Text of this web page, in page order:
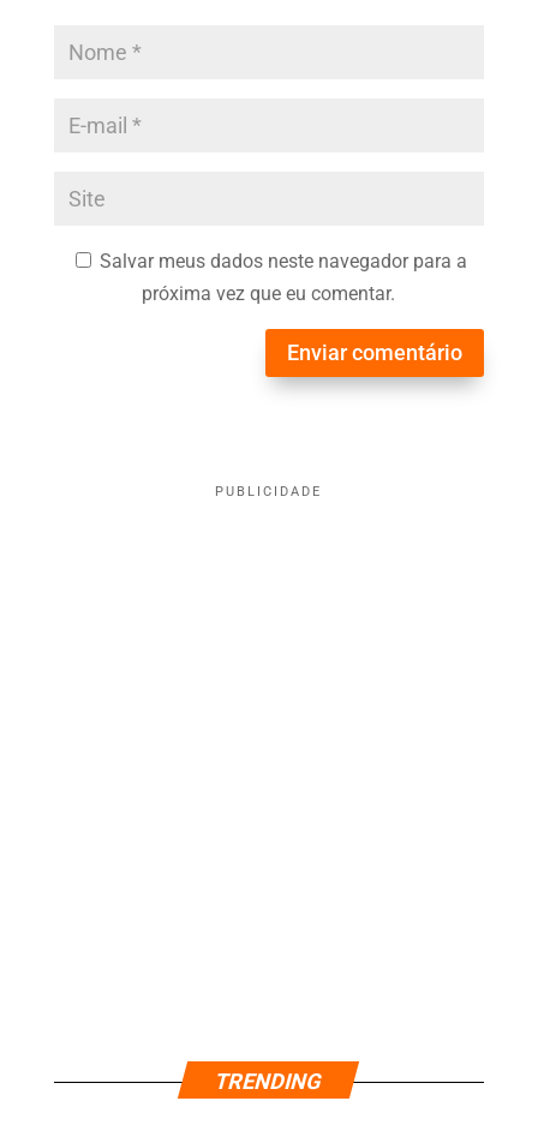
Salvar meus dados neste navegador para a
próxima vez que eu comentar.
Enviar comentário
PUBLICIDADE
TRENDING